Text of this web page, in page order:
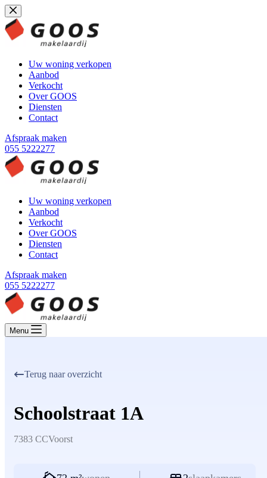
Ga
naar
de
inhoud
Uw woning verkopen
Aanbod
Verkocht
Over GOOS
Diensten
Contact
Afspraak maken
055 5222277
Uw woning verkopen
Aanbod
Verkocht
Over GOOS
Diensten
Contact
Afspraak maken
055 5222277
Menu
Terug naar overzicht
Schoolstraat 1A
7383 CCVoorst